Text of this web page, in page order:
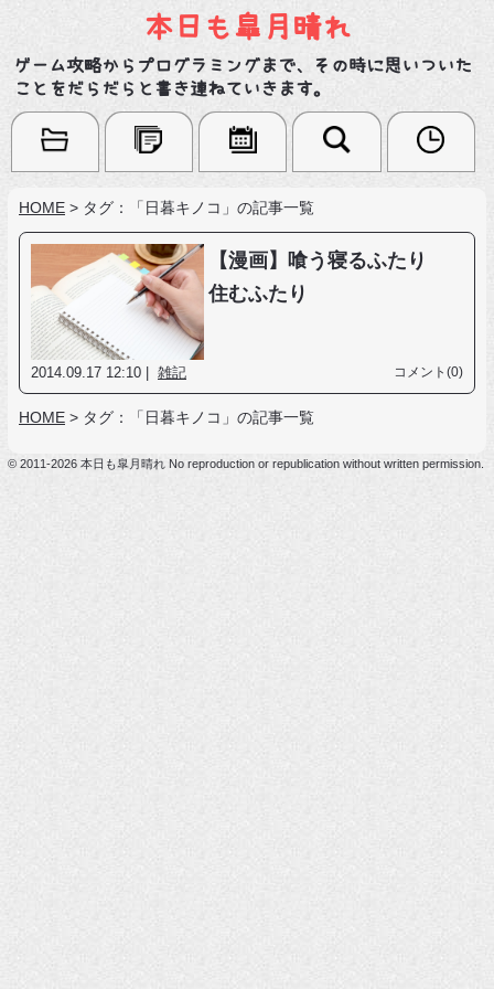
本日も皐月晴れ
ゲーム攻略からプログラミングまで、その時に思いついた
ことをだらだらと書き連ねていきます。
HOME > タグ：「日暮キノコ」の記事一覧
【漫画】喰う寝るふたり
住むふたり
2014.09.17 12:10 | 雑記 コメント(0)
HOME > タグ：「日暮キノコ」の記事一覧
© 2011-2026 本日も皐月晴れ No reproduction or republication without written permission.